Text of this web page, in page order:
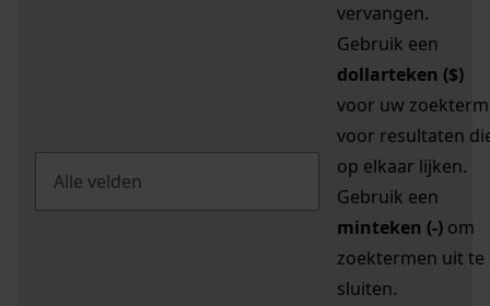
vervangen.
Gebruik een
dollarteken ($)
voor uw zoekterm
voor resultaten
op elkaar lijken.
Gebruik een
minteken (-) om
zoektermen uit te
sluiten.